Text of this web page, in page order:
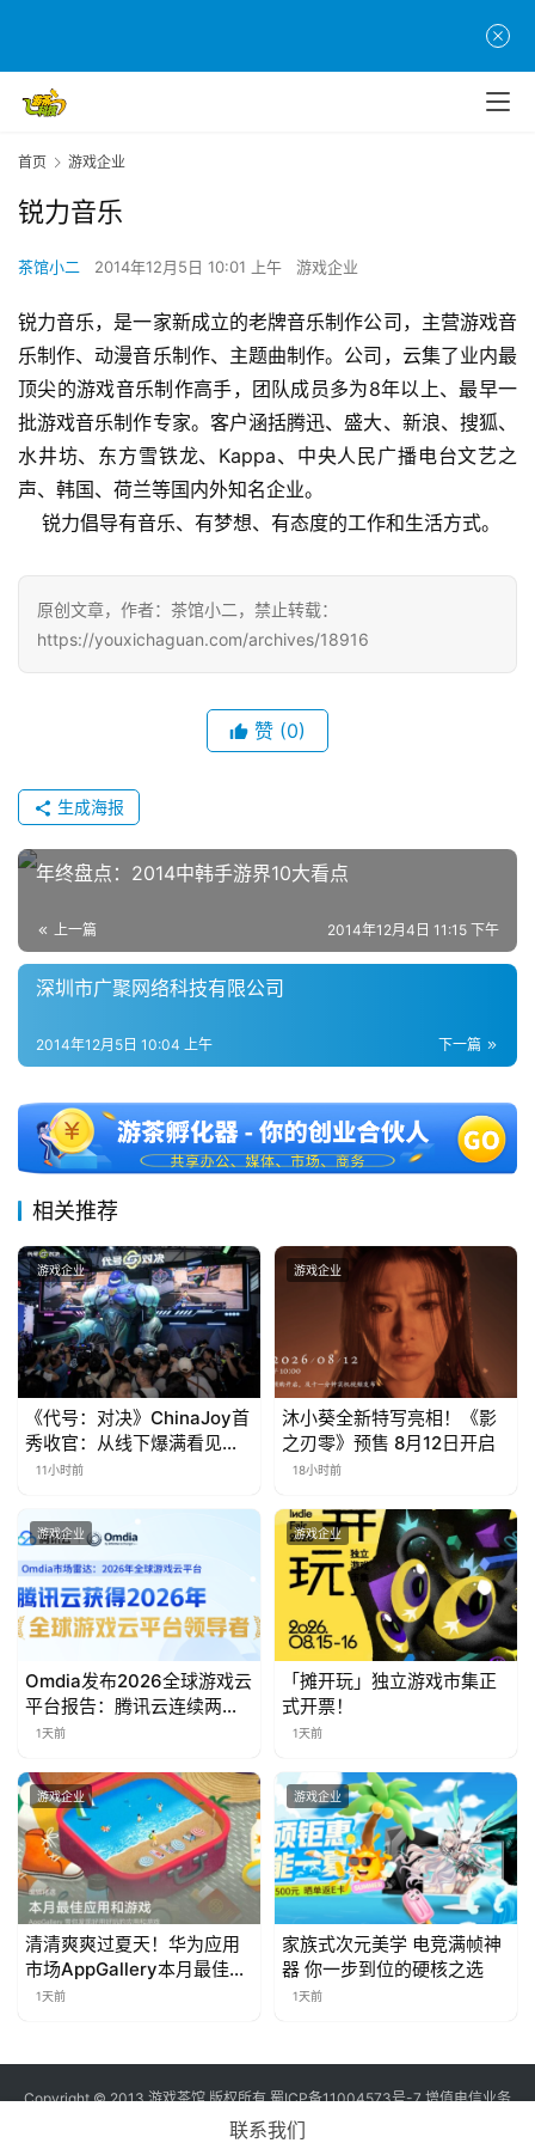
首
页
游
茶
原
创
游
戏
业
界
手
机
单
闲
戏
0
第
十
三
届
奖
月
3
0
游
茶
对
接
会
海
站
中
文
首页 游戏企业
锐力音乐
茶馆小二 2014年12月5日 10:01 上午 游戏企业
锐力音乐，是一家新成立的老牌音乐制作公司，主营游戏音
乐制作、动漫音乐制作、主题曲制作。公司，云集了业内最
顶尖的游戏音乐制作高手，团队成员多为8年以上、最早一
批游戏音乐制作专家。客户涵括腾迅、盛大、新浪、搜狐、
水井坊、东方雪铁龙、Kappa、中央人民广播电台文艺之
声、韩国、荷兰等国内外知名企业。
    锐力倡导有音乐、有梦想、有态度的工作和生活方式。
原创文章，作者：茶馆小二，禁止转载：
https://youxichaguan.com/archives/18916
赞 (0)
生成海报
年终盘点：2014中韩手游界10大看点
上一篇 2014年12月4日 11:15 下午
深圳市广聚网络科技有限公司
下一篇
2014年12月5日 10:04 上午
相关推荐
游戏企业
《代号：对决》ChinaJoy首
秀收官：从线下爆满看见玩
家的真实期待
11小时前
游戏企业
沐小葵全新特写亮相！《影
之刃零》预售 8月12日开启
18小时前
游戏企业
Omdia发布2026全球游戏云
平台报告：腾讯云连续两年
入选“领导者”象限
1天前
游戏企业
「摊开玩」独立游戏市集正
式开票！
1天前
游戏企业
清清爽爽过夏天！华为应用
市场AppGallery本月最佳上
新，款款提升幸福感
1天前
游戏企业
家族式次元美学 电竞满帧神
器 你一步到位的硬核之选
1天前
Copyright © 2013 游戏茶馆 版权所有蜀ICP备11004573号-7增值电信业务
经营许可证 川B2-20170060号
联系我们